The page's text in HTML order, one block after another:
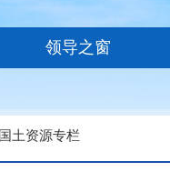
国土资源专栏